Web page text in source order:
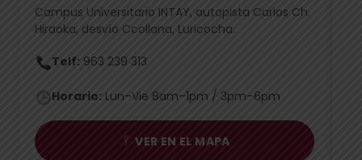
Campus Universitario INTAY, autopista Carlos Ch.
Hiraoka, desvío Ccollana, Luricocha.
Telf: 963 239 313
Horario: Lun–Vie 8am–1pm / 3pm–6pm
VER EN EL MAPA